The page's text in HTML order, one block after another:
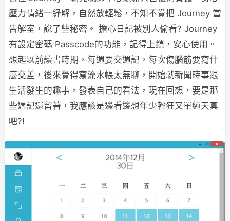
壓力情緒一紓解，自然放輕鬆，不知不覺把 Journey 當
告解室，說了些秘密。 擔心日記被別人偷看? Journey
有設定密碼 Passcode的功能，記得上鎖，安心使用。
想起以前讀書時期，每週要交週記，每次傷腦筋要寫什
麼交差，後來覺得寫流水帳太無聊，開始就新聞時事跟
生活發生的趣事，發表自己的看法，現在回想，要是那
些週記還留著，我應該是邊看邊想年少輕狂又單純天真
吧?!